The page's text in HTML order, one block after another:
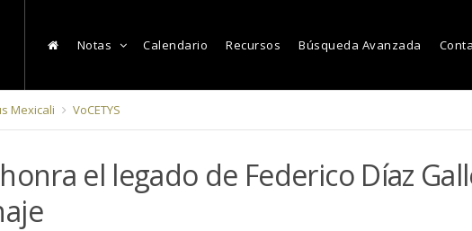
Notas Calendario Recursos Búsqueda Avanzada
Mexicali VoCETYS
honra el legado de Federico Díaz